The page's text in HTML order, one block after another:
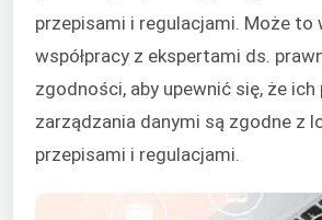
przepisami i regulacjami. Może to
współpracy z ekspertami ds.
zgodności, aby upewnić się, że ich
zarządzania danymi są zgodne z
przepisami i regulacjami.